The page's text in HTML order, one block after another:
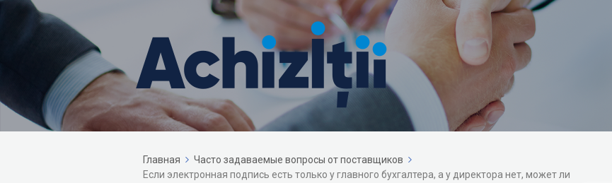
Главная
Часто задаваемые вопросы от поставщиков
Если электронная подпись есть только у главного бухгалтера, а у директора нет, может ли